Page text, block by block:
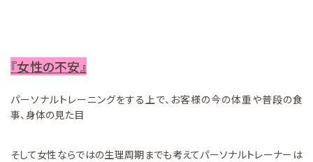
『女性の不安』
パーソナルトレーニングをする上で、お客様の今の体重や普段の食
事、身体の見た目
そして女性ならではの生理周期までも考えてパーソナルトレーナーは